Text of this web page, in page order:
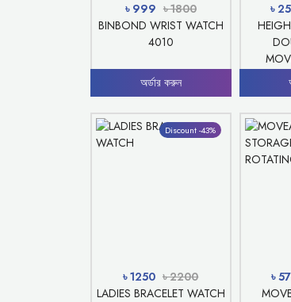
৳ 999 ৳ 1800
BINBOND WRIST WATCH
4010
অর্ডার করুন
৳
Discount -43%
৳ 1250 ৳ 2200
LADIES BRACELET WATCH
৳